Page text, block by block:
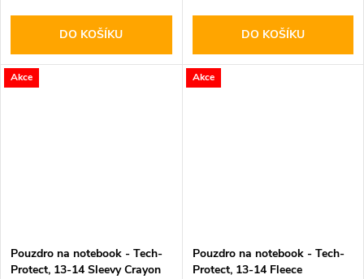
DO KOŠÍKU DO KOŠÍKU
Akce
Pouzdro na notebook - Tech-
Protect, 13-14 Sleevy Crayon
Akce
Pouzdro na notebook - Tech-
Protect, 13-14 Fleece